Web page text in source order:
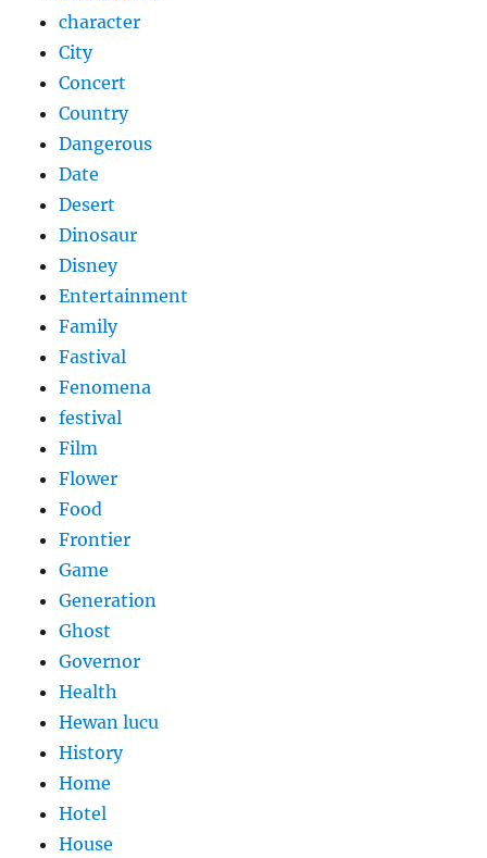
character
City
Concert
Country
Dangerous
Date
Desert
Dinosaur
Disney
Entertainment
Family
Fastival
Fenomena
festival
Film
Flower
Food
Frontier
Game
Generation
Ghost
Governor
Health
Hewan lucu
History
Home
Hotel
House